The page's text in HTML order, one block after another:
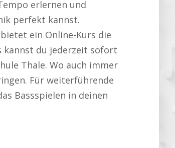
erlernen und
perfekt kannst.
ein Online-Kurs die
kannst du jederzeit sofort
Thale. Wo auch immer
Für weiterführende
Bassspielen in deinen